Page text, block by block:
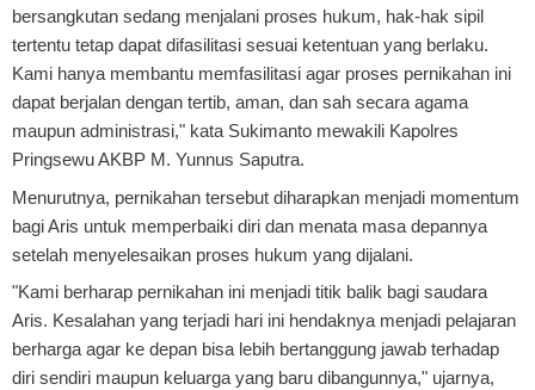
bersangkutan sedang menjalani proses hukum, hak-hak sipil
tertentu tetap dapat difasilitasi sesuai ketentuan yang berlaku.
Kami hanya membantu memfasilitasi agar proses pernikahan ini
dapat berjalan dengan tertib, aman, dan sah secara agama
maupun administrasi," kata Sukimanto mewakili Kapolres
Pringsewu AKBP M. Yunnus Saputra.
Menurutnya, pernikahan tersebut diharapkan menjadi momentum
bagi Aris untuk memperbaiki diri dan menata masa depannya
setelah menyelesaikan proses hukum yang dijalani.
"Kami berharap pernikahan ini menjadi titik balik bagi saudara
Aris. Kesalahan yang terjadi hari ini hendaknya menjadi pelajaran
berharga agar ke depan bisa lebih bertanggung jawab terhadap
diri sendiri maupun keluarga yang baru dibangunnya," ujarnya,